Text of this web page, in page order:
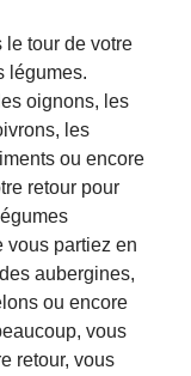
le tour de votre
légumes.
oignons, les
les
ou encore
retour pour
vous partiez en
aubergines,
ou encore
vous
retour, vous